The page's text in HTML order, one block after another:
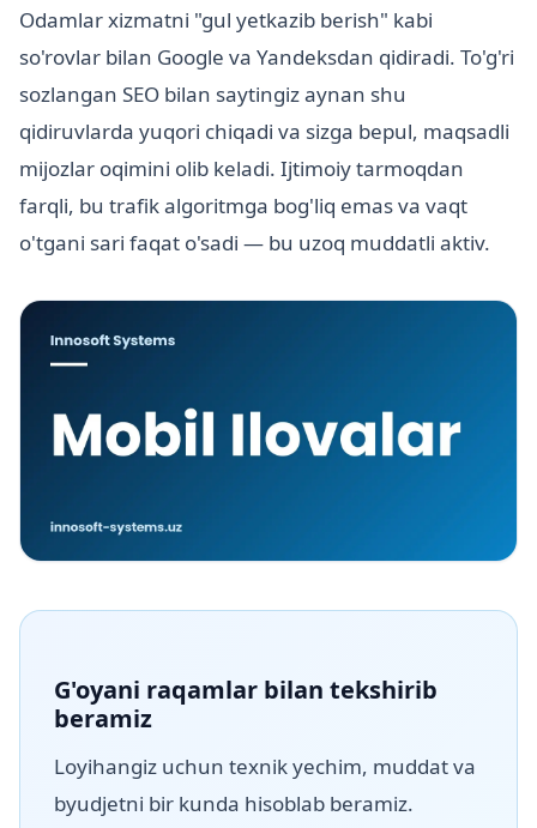
Odamlar xizmatni "gul yetkazib berish" kabi
so'rovlar bilan Google va Yandeksdan qidiradi. To'g'ri
sozlangan SEO bilan saytingiz aynan shu
qidiruvlarda yuqori chiqadi va sizga bepul, maqsadli
mijozlar oqimini olib keladi. Ijtimoiy tarmoqdan
farqli, bu trafik algoritmga bog'liq emas va vaqt
o'tgani sari faqat o'sadi — bu uzoq muddatli aktiv.
G'oyani raqamlar bilan tekshirib
beramiz
Loyihangiz uchun texnik yechim, muddat va
byudjetni bir kunda hisoblab beramiz.